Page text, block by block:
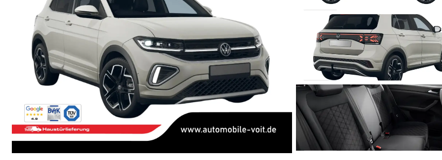
Matthias Voit
Geschäftsführung / Inhaber
Festnetz
0961 381 762